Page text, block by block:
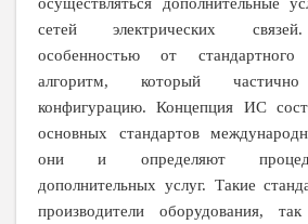
сетей электрических
особенностью от стандартного
алгоритм, который
конфигурацию. Концепция ИС
основных стандартов
они и определяют
дополнительных услуг. Такие
производители оборудования,